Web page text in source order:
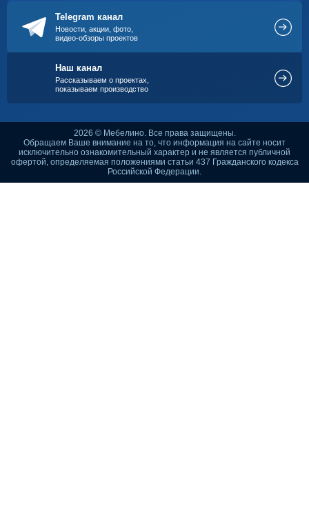
Telegram канал
Новости, акции, фото,
видео-обзоры проектов
Наш канал
Рассказываем о проектах,
показываем производство
2026 © Мебелино. Все права защищены.
Обращаем Ваше внимание на то, что информация на сайте носит
исключительно ознакомительный характер и не является публичной
офертой, определяемая положениями статьи 437 Гражданского кодекса
Российской Федерации.